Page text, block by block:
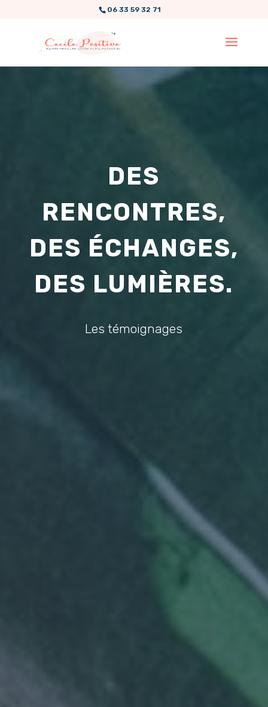
06 33 59 32 71
DES
RENCONTRES,
DES ÉCHANGES,
DES LUMIÈRES.
Les témoignages